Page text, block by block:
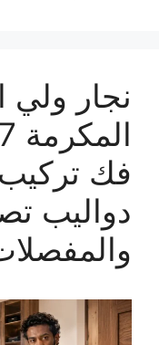
نجار ولي
فك
دواليب